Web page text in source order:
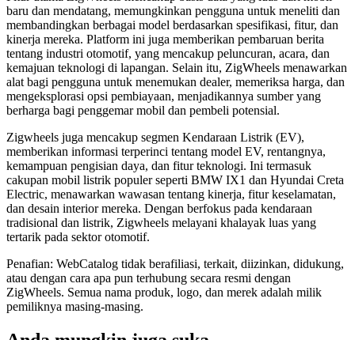
baru dan mendatang, memungkinkan pengguna untuk meneliti dan
membandingkan berbagai model berdasarkan spesifikasi, fitur, dan
kinerja mereka. Platform ini juga memberikan pembaruan berita
tentang industri otomotif, yang mencakup peluncuran, acara, dan
kemajuan teknologi di lapangan. Selain itu, ZigWheels menawarkan
alat bagi pengguna untuk menemukan dealer, memeriksa harga, dan
mengeksplorasi opsi pembiayaan, menjadikannya sumber yang
berharga bagi penggemar mobil dan pembeli potensial.
Zigwheels juga mencakup segmen Kendaraan Listrik (EV),
memberikan informasi terperinci tentang model EV, rentangnya,
kemampuan pengisian daya, dan fitur teknologi. Ini termasuk
cakupan mobil listrik populer seperti BMW IX1 dan Hyundai Creta
Electric, menawarkan wawasan tentang kinerja, fitur keselamatan,
dan desain interior mereka. Dengan berfokus pada kendaraan
tradisional dan listrik, Zigwheels melayani khalayak luas yang
tertarik pada sektor otomotif.
Penafian: WebCatalog tidak berafiliasi, terkait, diizinkan, didukung,
atau dengan cara apa pun terhubung secara resmi dengan
ZigWheels. Semua nama produk, logo, dan merek adalah milik
pemiliknya masing-masing.